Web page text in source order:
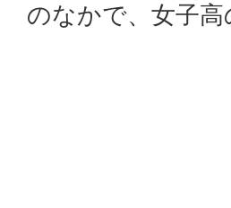
のなかで、女子